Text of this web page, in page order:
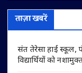
ताज़ा खबरें
संत तेरेसा हाई स्कूल,
विद्यार्थियों को